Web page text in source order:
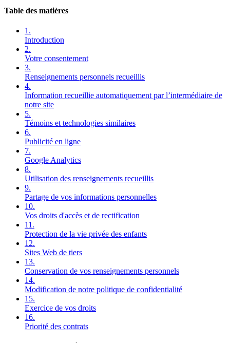
Table des matières
1.
Introduction
2.
Votre consentement
3.
Renseignements personnels recueillis
4.
Information recueillie automatiquement par l’intermédiaire de
notre site
5.
Témoins et technologies similaires
6.
Publicité en ligne
7.
Google Analytics
8.
Utilisation des renseignements recueillis
9.
Partage de vos informations personnelles
10.
Vos droits d'accès et de rectification
11.
Protection de la vie privée des enfants
12.
Sites Web de tiers
13.
Conservation de vos renseignements personnels
14.
Modification de notre politique de confidentialité
15.
Exercice de vos droits
16.
Priorité des contrats